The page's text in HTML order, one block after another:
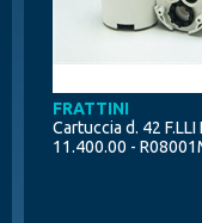
FRATTINI
Cartuccia d. 42 F.LLI
11.400.00 -